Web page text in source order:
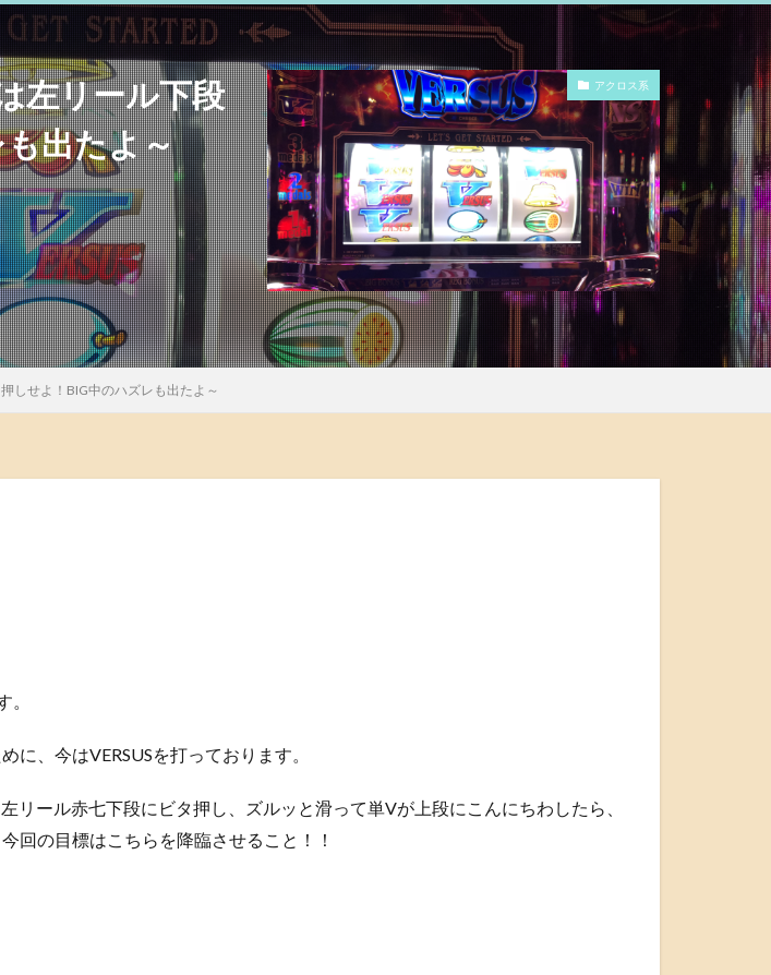
左リール下段
出たよ～
アクロス系
しせよ！BIG中のハズレも出たよ～
、今はVERSUSを打っております。
ール赤七下段にビタ押し、ズルッと滑って単Vが上段にこんにちわしたら、
回の目標はこちらを降臨させること！！